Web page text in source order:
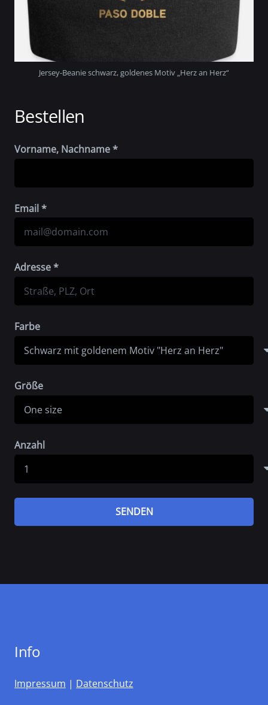
Jersey-Beanie schwarz, goldenes Motiv „Herz an Herz“
Bestellen
Vorname, Nachname *
Email *
Adresse *
Farbe
Größe
Anzahl
SENDEN
Info
Impressum | Datenschutz